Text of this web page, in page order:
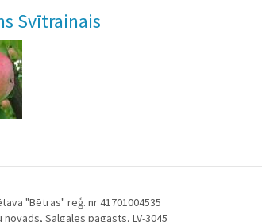
Svītrainais
"Bētras" reģ. nr 41701004535
novads, Salgales pagasts, LV-3045